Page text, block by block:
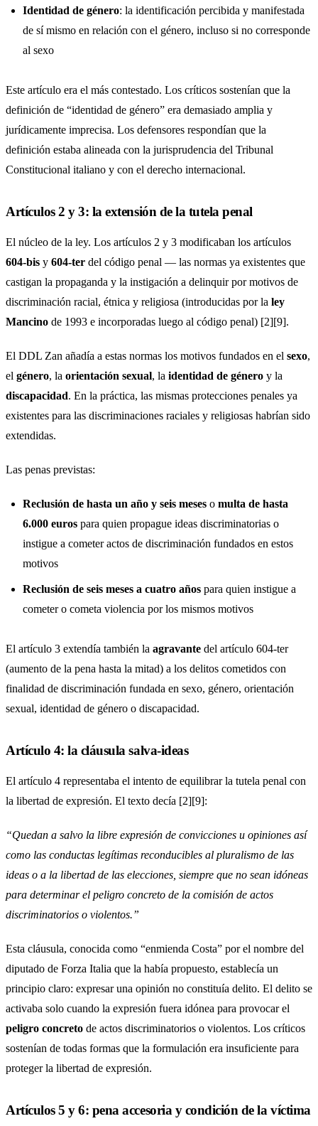
Identidad de género: la identificación percibida y manifestada
de sí mismo en relación con el género, incluso si no corresponde
al sexo
Este artículo era el más contestado. Los críticos sostenían que la
definición de “identidad de género” era demasiado amplia y
jurídicamente imprecisa. Los defensores respondían que la
definición estaba alineada con la jurisprudencia del Tribunal
Constitucional italiano y con el derecho internacional.
Artículos 2 y 3: la extensión de la tutela penal
El núcleo de la ley. Los artículos 2 y 3 modificaban los artículos
604-bis y 604-ter del código penal — las normas ya existentes que
castigan la propaganda y la instigación a delinquir por motivos de
discriminación racial, étnica y religiosa (introducidas por la ley
Mancino de 1993 e incorporadas luego al código penal) [2][9].
El DDL Zan añadía a estas normas los motivos fundados en el sexo,
el género, la orientación sexual, la identidad de género y la
discapacidad. En la práctica, las mismas protecciones penales ya
existentes para las discriminaciones raciales y religiosas habrían sido
extendidas.
Las penas previstas:
Reclusión de hasta un año y seis meses o multa de hasta
6.000 euros para quien propague ideas discriminatorias o
instigue a cometer actos de discriminación fundados en estos
motivos
Reclusión de seis meses a cuatro años para quien instigue a
cometer o cometa violencia por los mismos motivos
El artículo 3 extendía también la agravante del artículo 604-ter
(aumento de la pena hasta la mitad) a los delitos cometidos con
finalidad de discriminación fundada en sexo, género, orientación
sexual, identidad de género o discapacidad.
Artículo 4: la cláusula salva-ideas
El artículo 4 representaba el intento de equilibrar la tutela penal con
la libertad de expresión. El texto decía [2][9]:
“Quedan a salvo la libre expresión de convicciones u opiniones así
como las conductas legítimas reconducibles al pluralismo de las
ideas o a la libertad de las elecciones, siempre que no sean idóneas
para determinar el peligro concreto de la comisión de actos
discriminatorios o violentos.”
Esta cláusula, conocida como “enmienda Costa” por el nombre del
diputado de Forza Italia que la había propuesto, establecía un
principio claro: expresar una opinión no constituía delito. El delito se
activaba solo cuando la expresión fuera idónea para provocar el
peligro concreto de actos discriminatorios o violentos. Los críticos
sostenían de todas formas que la formulación era insuficiente para
proteger la libertad de expresión.
Artículos 5 y 6: pena accesoria y condición de la víctima